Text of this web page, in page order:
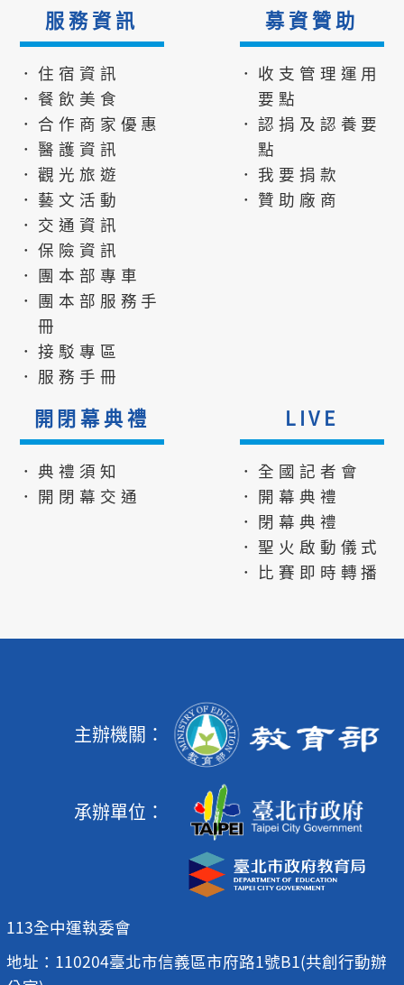
服務資訊
．住宿資訊
．餐飲美食
．合作商家優惠
．醫護資訊
．觀光旅遊
．藝文活動
．交通資訊
．保險資訊
．團本部專車
．團本部服務手
冊
．接駁專區
．服務手冊
募資贊助
．收支管理運用
要點
．認捐及認養要
點
．我要捐款
．贊助廠商
開閉幕典禮
．典禮須知
．開閉幕交通
LIVE
．全國記者會
．開幕典禮
．閉幕典禮
．聖火啟動儀式
．比賽即時轉播
主辦機關：
承辦單位：
113全中運執委會
地址：110204臺北市信義區市府路1號B1(共創行動辦